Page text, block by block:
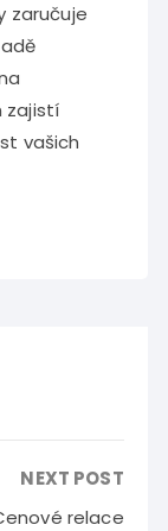
zaručuje
zajistí
vašich
NEXT POST
relace